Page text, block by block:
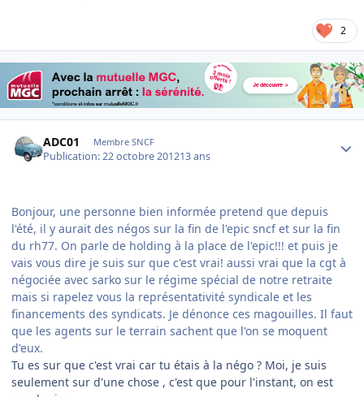
2
ADC01 Membre SNCF
Publication:22 octobre 201213 ans
Bonjour, une personne bien informée pretend que depuis
l'été, il y aurait des négos sur la fin de l'epic sncf et sur la fin
du rh77. On parle de holding à la place de l'epic!!! et puis je
vais vous dire je suis sur que c'est vrai! aussi vrai que la cgt à
négociée avec sarko sur le régime spécial de notre retraite
mais si rapelez vous la représentativité syndicale et les
financements des syndicats. Je dénonce ces magouilles. Il faut
que les agents sur le terrain sachent que l'on se moquent
d'eux.
Tu es sur que c'est vrai car tu étais à la négo ? Moi, je suis
seulement sur d'une chose , c'est que pour l'instant, on est